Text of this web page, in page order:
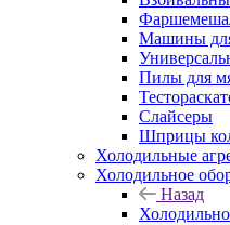
Машины
Пилы для
Слайсеры
Шприцы
Холодильные
Холодильное
Назад